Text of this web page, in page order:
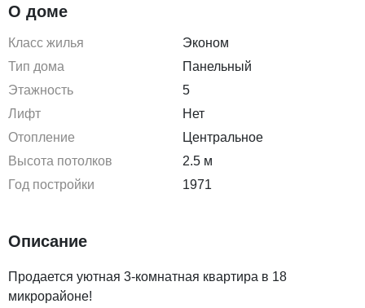
О доме
Класс жилья
Эконом
Тип дома
Панельный
Этажность
5
Лифт
Нет
Отопление
Центральное
Высота потолков
2.5 м
Год постройки
1971
Описание
Продается уютная 3-комнатная квартира в 18
микрорайоне!